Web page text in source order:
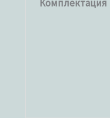
Комплектация